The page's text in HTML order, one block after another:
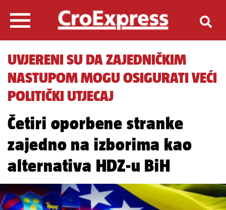
UVJERENI SU DA ZAJEDNIČKIM
NASTUPOM MOGU OSIGURATI VEĆI
POLITIČKI UTJECAJ
Četiri oporbene stranke
zajedno na izborima kao
alternativa HDZ-u BiH